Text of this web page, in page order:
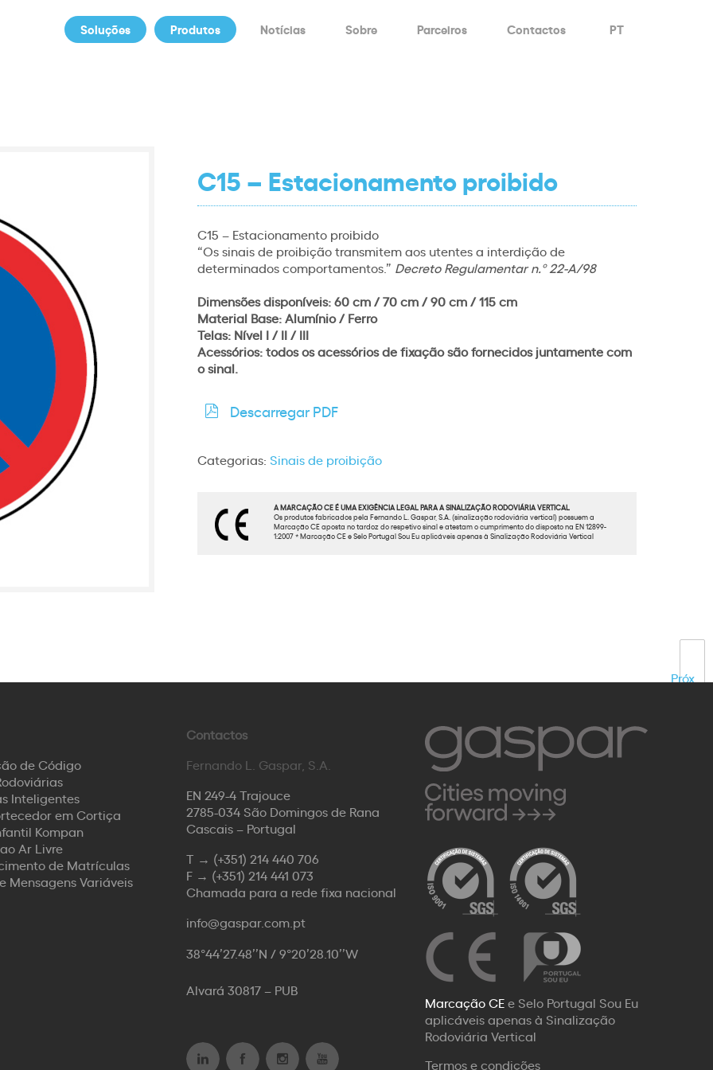
Soluções Produtos Notícias Sobre Parceiros Contactos PT
Próx.
C15 – Estacionamento proibido
C15 – Estacionamento proibido
“Os sinais de proibição transmitem aos utentes a interdição de
determinados comportamentos.” Decreto Regulamentar n.º 22-A/98
Dimensões disponíveis: 60 cm / 70 cm / 90 cm / 115 cm
Material Base: Alumínio / Ferro
Telas: Nível I / II / III
Acessórios: todos os acessórios de fixação são fornecidos juntamente com
o sinal.
Descarregar PDF
Categorias: Sinais de proibição
A MARCAÇÃO CE É UMA EXIGÊNCIA LEGAL PARA A SINALIZAÇÃO RODOVIÁRIA VERTICAL
Os produtos fabricados pela Fernando L. Gaspar, S.A. (sinalização rodoviária vertical) possuem a
Marcação CE aposta no tardoz do respetivo sinal e atestam o cumprimento do disposto na EN 12899-
1:2007 * Marcação CE e Selo Portugal Sou Eu aplicáveis apenas à Sinalização Rodoviária Vertical
de Código
Inteligentes
em Cortiça
Kompan
Ar Livre
de Matrículas
Mensagens Variáveis
Contactos
Fernando L. Gaspar, S.A.
EN 249-4 Trajouce
2785-034 São Domingos de Rana
Cascais – Portugal
T → (+351) 214 440 706
F → (+351) 214 441 073
Chamada para a rede fixa nacional
info@gaspar.com.pt
38°44’27.48’’N / 9°20’28.10’’W
Alvará 30817 – PUB
Marcação CEe Selo Portugal Sou Eu
aplicáveis apenas à Sinalização
Rodoviária Vertical
Termos e condições